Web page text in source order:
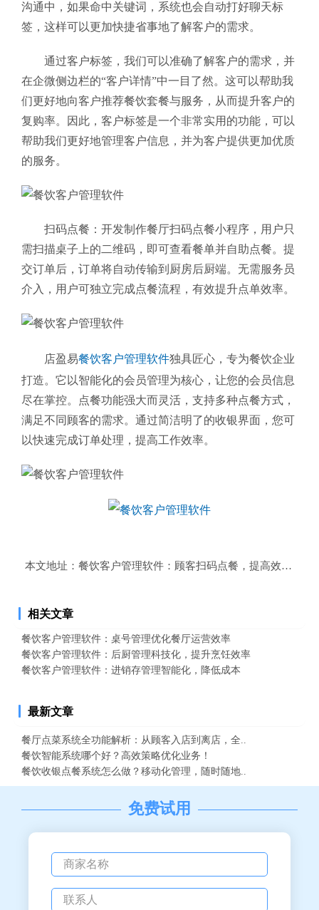
沟通中，如果命中关键词，系统也会自动打好聊天标
签，这样可以更加快捷省事地了解客户的需求。
通过客户标签，我们可以准确了解客户的需求，并
在企微侧边栏的“客户详情”中一目了然。这可以帮助我
们更好地向客户推荐餐饮套餐与服务，从而提升客户的
复购率。因此，客户标签是一个非常实用的功能，可以
帮助我们更好地管理客户信息，并为客户提供更加优质
的服务。
扫码点餐：开发制作餐厅扫码点餐小程序，用户只
需扫描桌子上的二维码，即可查看餐单并自助点餐。提
交订单后，订单将自动传输到厨房后厨端。无需服务员
介入，用户可独立完成点餐流程，有效提升点单效率。
店盈易餐饮客户管理软件独具匠心，专为餐饮企业
打造。它以智能化的会员管理为核心，让您的会员信息
尽在掌控。点餐功能强大而灵活，支持多种点餐方式，
满足不同顾客的需求。通过简洁明了的收银界面，您可
以快速完成订单处理，提高工作效率。
本文地址： 餐饮客户管理软件：顾客扫码点餐，提高效率与自
相关文章
餐饮客户管理软件：桌号管理优化餐厅运营效率
餐饮客户管理软件：后厨管理科技化，提升烹饪效率
餐饮客户管理软件：进销存管理智能化，降低成本
最新文章
餐厅点菜系统全功能解析：从顾客入店到离店，全..
餐饮智能系统哪个好？高效策略优化业务！
餐饮收银点餐系统怎么做？移动化管理，随时随地..
免费试用